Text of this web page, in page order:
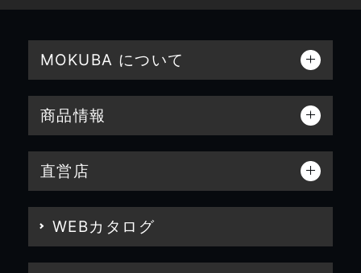
MOKUBA について
商品情報
直営店
WEBカタログ